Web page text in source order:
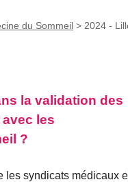
du Sommeil > 2024 -
la validation des
les
?
syndicats médicaux